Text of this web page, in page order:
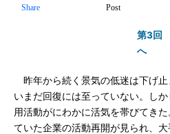
Share Post
第3回
へ
昨年から続く景気の低迷は下げ止
いまだ回復には至っていない。し
用活動がにわかに活気を帯びてき
ていた企業の活動再開が見られ、